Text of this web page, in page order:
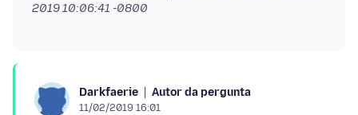
2019 10:06:41 -0800
Darkfaerie Autor da pergunta
11/02/2019 16:01